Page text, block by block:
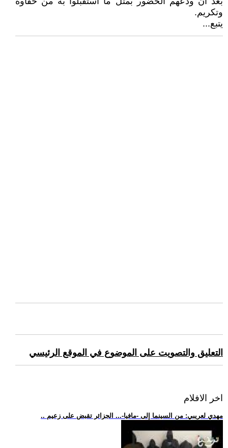
وتكريم.
يتبع...
التعليق والتصويت على الموضوع في الموقع الرئيسي
اخر الافلام
.. مهدي لعريبي: من السينما إلى -مافيا-... الجزائر تقبض على زعيم